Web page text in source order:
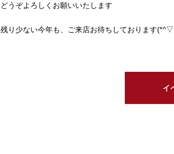
どうぞよろしくお願いいたします
残り少ない今年も、ご来店お待ちしております
イ